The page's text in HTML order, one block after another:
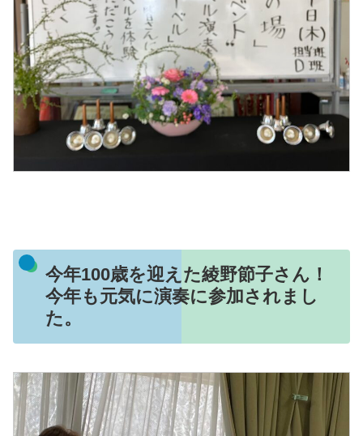
今年100歳を迎えた綾野節子さん！
今年も元気に演奏に参加されまし
た。